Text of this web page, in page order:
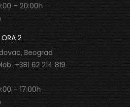
– 20:00h
2
Beograd
+381 62 214 819
– 17:00h